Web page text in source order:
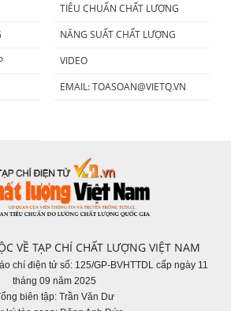
TIÊU CHUẨN CHẤT LƯỢNG
NĂNG SUẤT CHẤT LƯỢNG
VIDEO
EMAIL:TOASOAN@VIETQ.VN
VỀ TẠP CHÍ CHẤT LƯỢNG VIỆT NAM
chí điện tử số: 125/GP-BVHTTDL cấp ngày 11
tháng 09 năm 2025
biên tập: Trần Văn Dư